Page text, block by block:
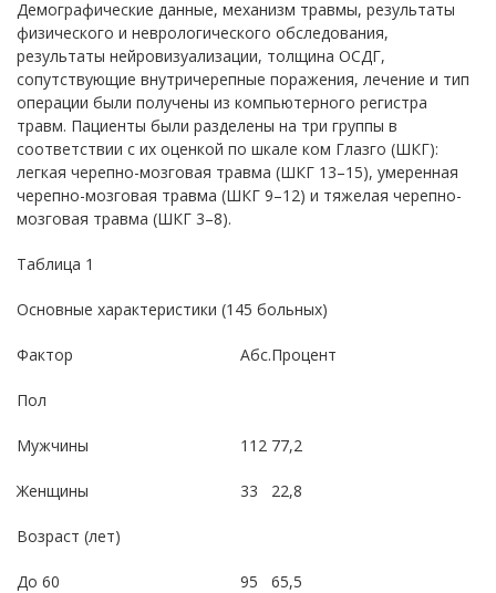
Демографические данные, механизм травмы, результаты
физического и неврологического обследования,
результаты нейровизуализации, толщина ОСДГ,
сопутствующие внутричерепные поражения, лечение и тип
операции были получены из компьютерного регистра
травм. Пациенты были разделены на три группы в
соответствии с их оценкой по шкале ком Глазго (ШКГ):
легкая черепно-мозговая травма (ШКГ 13–15), умеренная
черепно-мозговая травма (ШКГ 9–12) и тяжелая черепно-
мозговая травма (ШКГ 3–8).
Таблица 1
Основные характеристики (145 больных)
Фактор Абс.Процент
Пол
Мужчины 112 77,2
Женщины 33 22,8
Возраст (лет)
До 60 95 65,5